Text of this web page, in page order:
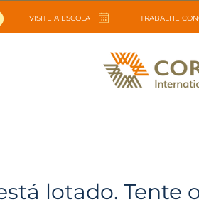
VISITE A ESCOLA TRABALHE
lotado.